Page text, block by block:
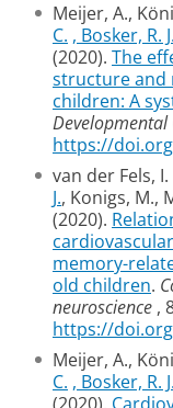
Meijer, A.,
C. , Bosker, R. J.
(2020). The
structure and
children: A
Developmental
https://
van der Fels, I.
J., Konigs, M.,
(2020).
memory-
old children.
neuroscience ,
https://
Meijer, A.,
C. , Bosker, R. J.